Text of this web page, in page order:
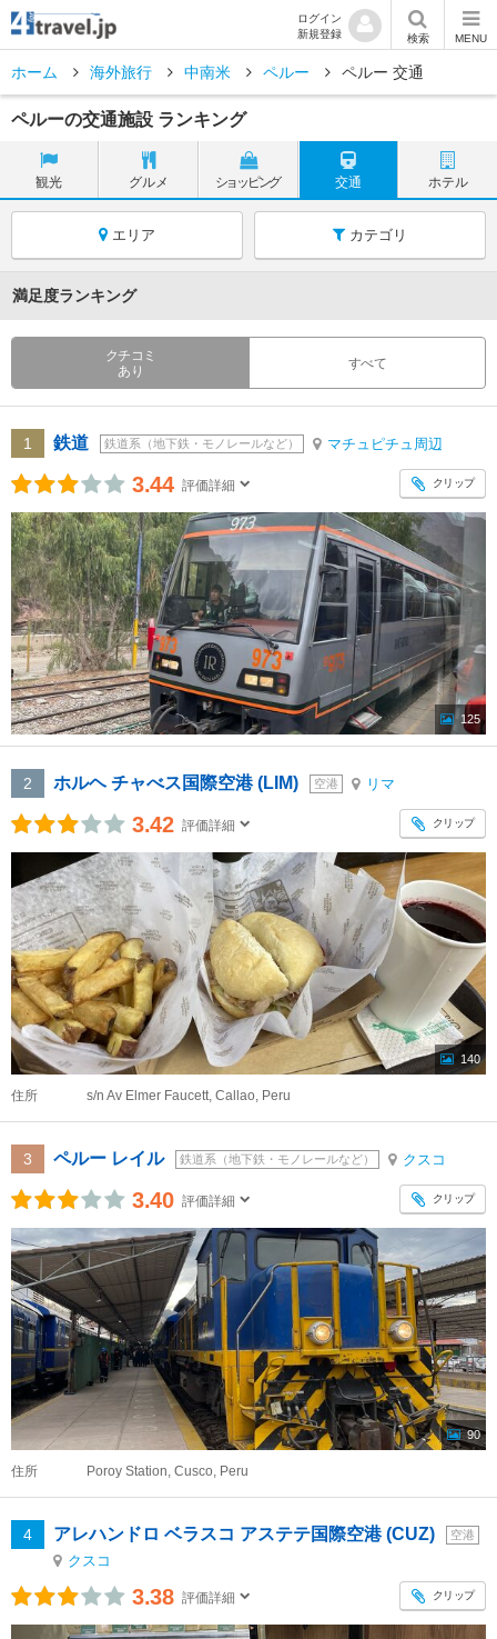
ログイン
新規登録
検索 MENU
ホーム 海外旅行 中南米 ペルー ペルー 交通
ペルーの交通施設 ランキング
観光 グルメ ショッピング 交通 ホテル
エリア カテゴリ
満足度ランキング
クチコミ
あり
すべて
1 鉄道 鉄道系（地下鉄・モノレールなど） マチュピチュ周辺
3.44 評価詳細 クリップ
125
2 ホルヘ チャべス国際空港 (LIM) 空港 リマ
3.42 評価詳細 クリップ
140
住所 s/n Av Elmer Faucett, Callao, Peru
3 ペルー レイル 鉄道系（地下鉄・モノレールなど） クスコ
3.40 評価詳細 クリップ
90
住所 Poroy Station, Cusco, Peru
4 アレハンドロ ベラスコ アステテ国際空港 (CUZ) 空港
クスコ
3.38 評価詳細 クリップ